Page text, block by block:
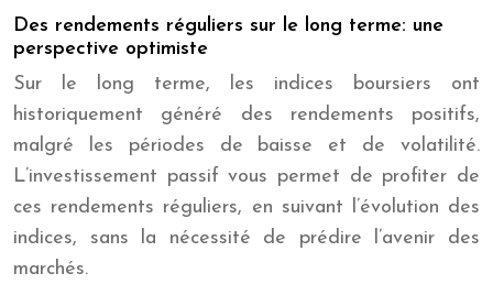
Des rendements réguliers sur le long terme: une
perspective optimiste
Sur le long terme, les indices boursiers ont
historiquement généré des rendements positifs,
malgré les périodes de baisse et de volatilité.
L’investissement passif vous permet de profiter de
ces rendements réguliers, en suivant l’évolution des
indices, sans la nécessité de prédire l’avenir des
marchés.